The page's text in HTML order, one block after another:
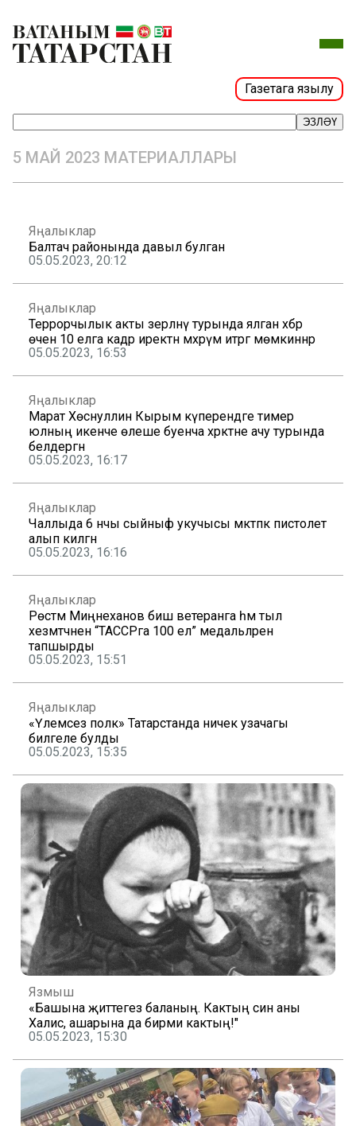
Газетага язылу
ЭЗЛӘҮ
5 МАЙ 2023 МАТЕРИАЛЛАРЫ
Яңалыклар
Балтач районында давыл булган
05.05.2023, 20:12
Яңалыклар
Террорчылык акты әзерләнү турында ялган хәбәр
өчен 10 елга кадәр иректән мәхрүм итәргә мөмкиннәр
05.05.2023, 16:53
Яңалыклар
Марат Хөснуллин Кырым күперендәге тимер
юлның икенче өлеше буенча хәрәкәтне ачу турында
белдергән
05.05.2023, 16:17
Яңалыклар
Чаллыда 6 нчы сыйныф укучысы мәктәпкә пистолет
алып килгән
05.05.2023, 16:16
Яңалыклар
Рөстәм Миңнеханов биш ветеранга һәм тыл
хезмәтчәненә “ТАССРга 100 ел” медальләрен
тапшырды
05.05.2023, 15:51
Яңалыклар
«Үлемсез полк» Татарстанда ничек узачагы
билгеле булды
05.05.2023, 15:35
Язмыш
«Башына җиттегез баланың. Кактың син аны
Халисә, ашарына да бирми кактың!"
05.05.2023, 15:30